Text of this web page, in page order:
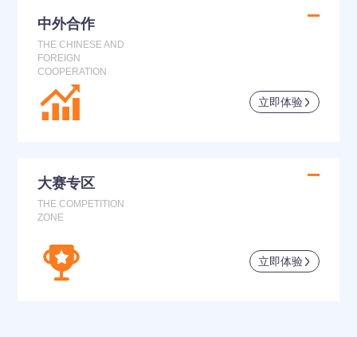
中外合作
THE CHINESE AND
FOREIGN
COOPERATION
立即体验
大赛专区
THE COMPETITION
ZONE
立即体验